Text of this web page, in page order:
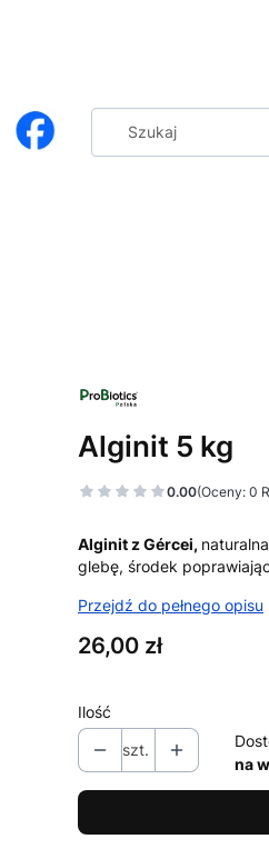
Alginit 5 kg
0.00(Oceny: 0
Alginit z Gércei,
glebę, środek
Przejdź do pełnego opisu
Cena
26,00 zł
Ilość
szt.
na